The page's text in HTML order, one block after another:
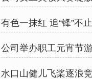
有色一抹红 追“锋”不
公司举办职工元宵节
水口山健儿飞桨逐浪